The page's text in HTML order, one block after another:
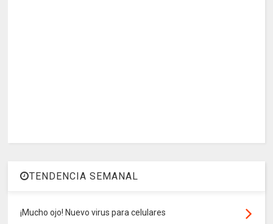
TENDENCIA SEMANAL
¡Mucho ojo! Nuevo virus para celulares